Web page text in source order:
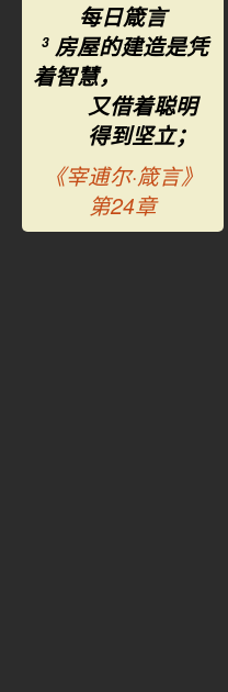
每日箴言
3 房屋的建造是凭
着智慧，
又借着聪明
得到坚立；
《宰逋尔·箴言》
第24章